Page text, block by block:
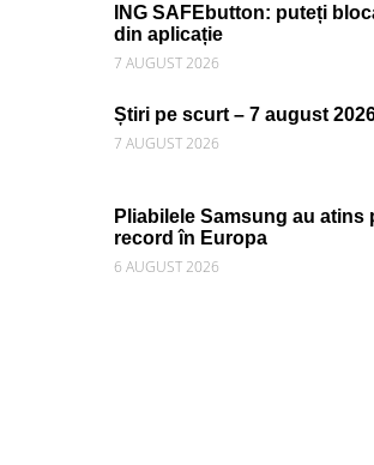
ING SAFEbutton: puteți
din aplicație
7 AUGUST 2026
Știri pe scurt – 7 august
7 AUGUST 2026
Pliabilele Samsung au atins
record în Europa
6 AUGUST 2026